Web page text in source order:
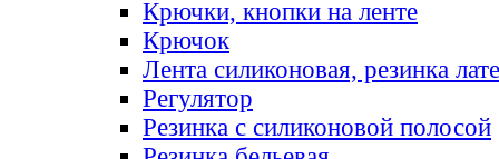
Крючки, кнопки на ленте
Крючок
Лента силиконовая, резинка
Регулятор
Резинка с силиконовой полосой